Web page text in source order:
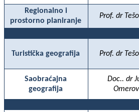
Regionalno i
prostorno planiranje
Prof. dr
Turistička geografija Prof. dr
Saobraćajna
geografija
Doc.. dr